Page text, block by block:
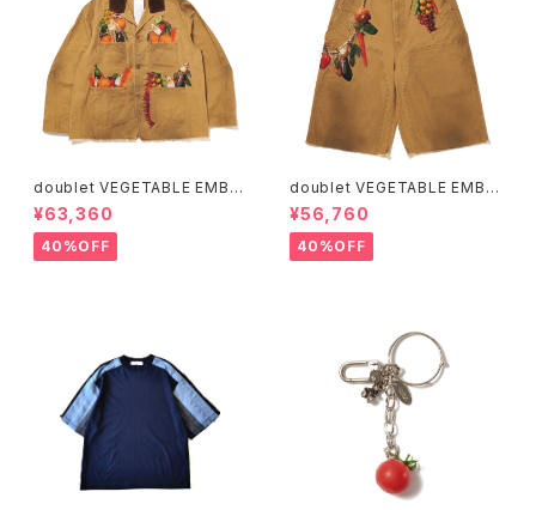
doublet VEGETABLE EMBR
OIDERY WORK JACKET
¥63,360
40%OFF
doublet VEGETABLE EMBR
OIDERY CUT-OFF PANTS
¥56,760
40%OFF